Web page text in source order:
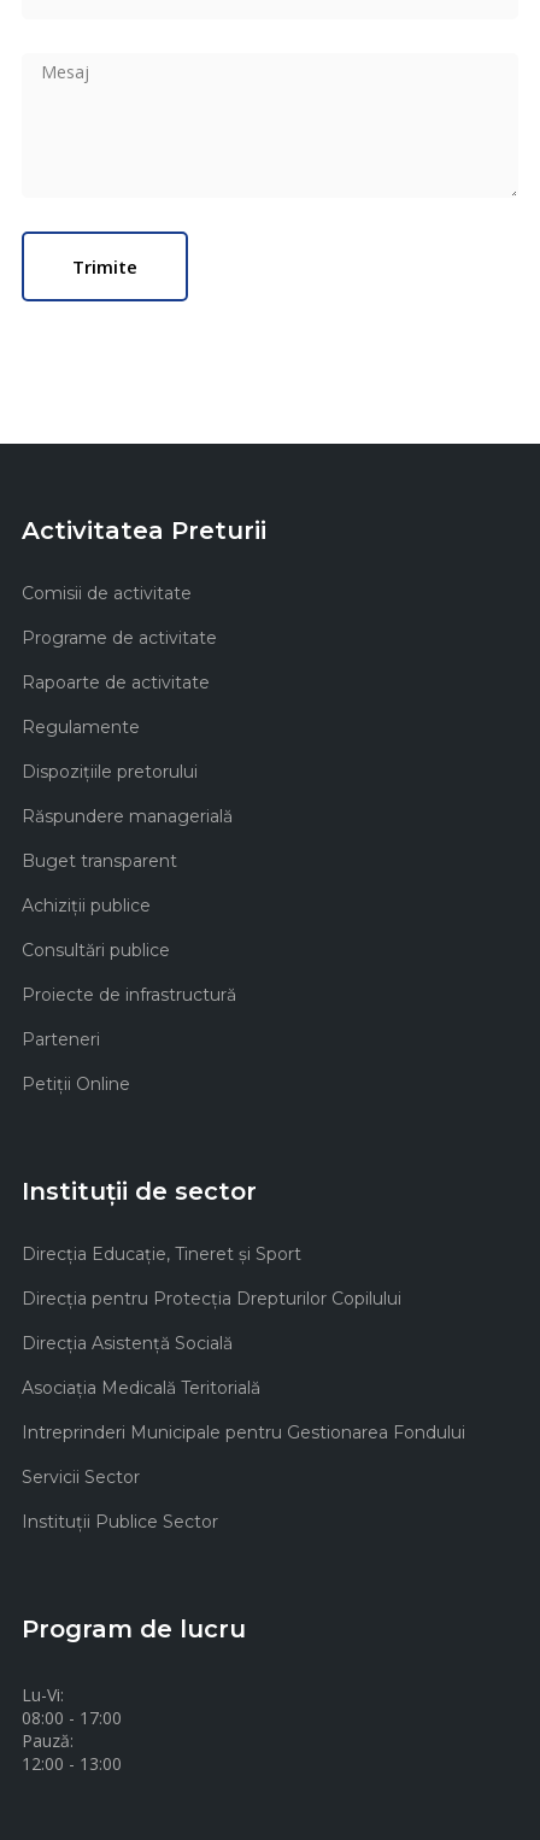
Activitatea Preturii
Comisii de activitate
Programe de activitate
Rapoarte de activitate
Regulamente
Dispozițiile pretorului
Răspundere managerială
Buget transparent
Achiziţii publice
Consultări publice
Proiecte de infrastructură
Parteneri
Petiții Online
Instituții de sector
Direcţia Educaţie, Tineret şi Sport
Direcţia pentru Protecţia Drepturilor Copilului
Direcţia Asistenţă Socială
Asociaţia Medicală Teritorială
Intreprinderi Municipale pentru Gestionarea Fondului
Servicii Sector
Instituţii Publice Sector
Program de lucru
Lu-Vi:
08:00 - 17:00
Pauză:
12:00 - 13:00